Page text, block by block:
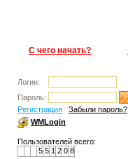
С чего начать?
Логин:
Пароль:
Регистрация
Забыли пароль?
WMLogin
Пользователей всего:
5 5 1 2 0 8